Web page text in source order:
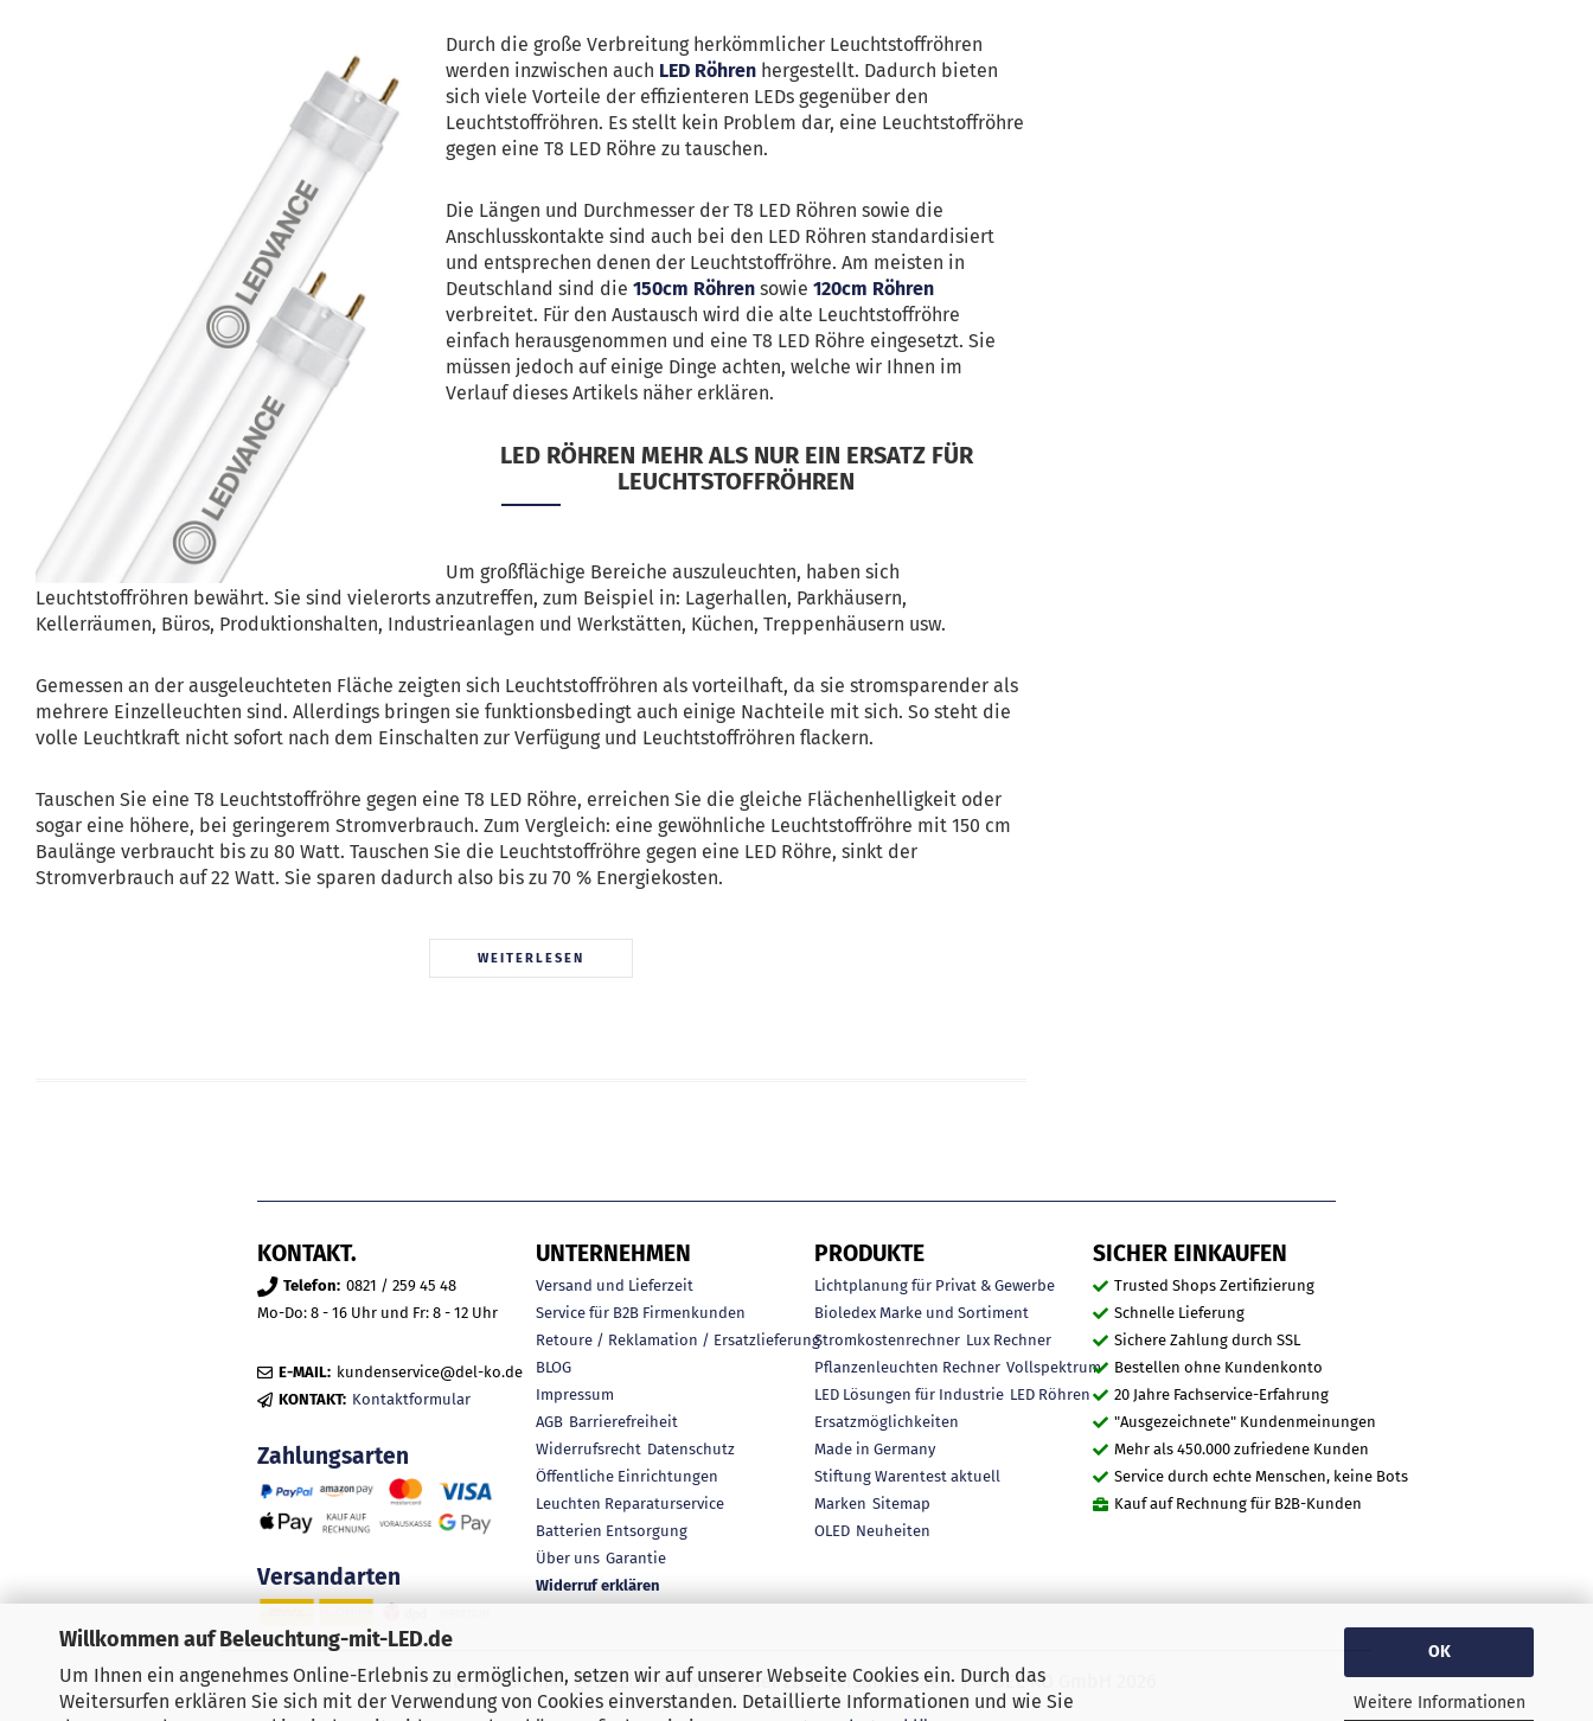
Willkommen auf Beleuchtung-mit-LED.de
Um Ihnen ein angenehmes Online-Erlebnis zu ermöglichen, setzen wir auf unserer Webseite Cookies ein. Durch das
Weitersurfen erklären Sie sich mit der Verwendung von Cookies einverstanden. Detaillierte Informationen und wie Sie
OK
Weitere Informationen
Durch die große Verbreitung herkömmlicher Leuchtstoffröhren
werden inzwischen auch LED Röhren hergestellt. Dadurch bieten
sich viele Vorteile der effizienteren LEDs gegenüber den
Leuchtstoffröhren. Es stellt kein Problem dar, eine Leuchtstoffröhre
gegen eine T8 LED Röhre zu tauschen.
Die Längen und Durchmesser der T8 LED Röhren sowie die
Anschlusskontakte sind auch bei den LED Röhren standardisiert
und entsprechen denen der Leuchtstoffröhre. Am meisten in
Deutschland sind die 150cm Röhren sowie 120cm Röhren
verbreitet. Für den Austausch wird die alte Leuchtstoffröhre
einfach herausgenommen und eine T8 LED Röhre eingesetzt. Sie
müssen jedoch auf einige Dinge achten, welche wir Ihnen im
Verlauf dieses Artikels näher erklären.
LED RÖHREN MEHR ALS NUR EIN ERSATZ FÜR
LEUCHTSTOFFRÖHREN
Um großflächige Bereiche auszuleuchten, haben sich
Leuchtstoffröhren bewährt. Sie sind vielerorts anzutreffen, zum Beispiel in: Lagerhallen, Parkhäusern,
Kellerräumen, Büros, Produktionshalten, Industrieanlagen und Werkstätten, Küchen, Treppenhäusern usw.
Gemessen an der ausgeleuchteten Fläche zeigten sich Leuchtstoffröhren als vorteilhaft, da sie stromsparender als
mehrere Einzelleuchten sind. Allerdings bringen sie funktionsbedingt auch einige Nachteile mit sich. So steht die
volle Leuchtkraft nicht sofort nach dem Einschalten zur Verfügung und Leuchtstoffröhren flackern.
Tauschen Sie eine T8 Leuchtstoffröhre gegen eine T8 LED Röhre, erreichen Sie die gleiche Flächenhelligkeit oder
sogar eine höhere, bei geringerem Stromverbrauch. Zum Vergleich: eine gewöhnliche Leuchtstoffröhre mit 150 cm
Baulänge verbraucht bis zu 80 Watt. Tauschen Sie die Leuchtstoffröhre gegen eine LED Röhre, sinkt der
Stromverbrauch auf 22 Watt. Sie sparen dadurch also bis zu 70 % Energiekosten.
WEITERLESEN
KONTAKT.
Telefon: 0821 / 259 45 48
Mo-Do: 8 - 16 Uhr und Fr: 8 - 12 Uhr
E-MAIL: kundenservice@del-ko.de
KONTAKT: Kontaktformular
Zahlungsarten
Versandarten
UNTERNEHMEN
Versand und Lieferzeit
Service für B2B Firmenkunden
Retoure / Reklamation / Ersatzlieferung
BLOG
Impressum
AGB Barrierefreiheit
Widerrufsrecht Datenschutz
Öffentliche Einrichtungen
Leuchten Reparaturservice
Batterien Entsorgung
Über uns Garantie
Widerruf erklären
PRODUKTE
Lichtplanung für Privat & Gewerbe
Bioledex Marke und Sortiment
Stromkostenrechner Lux Rechner
Pflanzenleuchten Rechner Vollspektrum
LED Lösungen für Industrie LED Röhren
Ersatzmöglichkeiten
Made in Germany
Stiftung Warentest aktuell
Marken Sitemap
OLED Neuheiten
SICHER EINKAUFEN
Trusted Shops Zertifizierung
Schnelle Lieferung
Sichere Zahlung durch SSL
Bestellen ohne Kundenkonto
20 Jahre Fachservice-Erfahrung
"Ausgezeichnete" Kundenmeinungen
Mehr als 450.000 zufriedene Kunden
Service durch echte Menschen, keine Bots
Kauf auf Rechnung für B2B-Kunden
Alle Preise inkl. gesetzl. Mehrwertsteuer zzgl. Versandkosten. | © DEL-KO GmbH 2026